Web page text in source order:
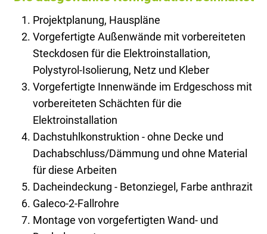
Projektplanung, Hauspläne
Vorgefertigte Außenwände mit vorbereiteten
Steckdosen für die Elektroinstallation,
Polystyrol-Isolierung, Netz und Kleber
Vorgefertigte Innenwände im Erdgeschoss mit
vorbereiteten Schächten für die
Elektroinstallation
Dachstuhlkonstruktion - ohne Decke und
Dachabschluss/Dämmung und ohne Material
für diese Arbeiten
Dacheindeckung - Betonziegel, Farbe anthrazit
Galeco-2-Fallrohre
Montage von vorgefertigten Wand- und